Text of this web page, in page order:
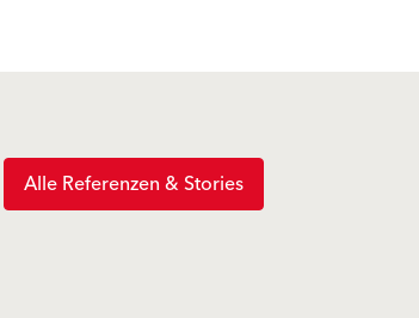
Alle Referenzen & Stories